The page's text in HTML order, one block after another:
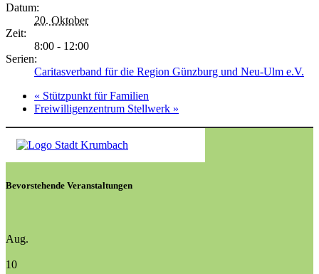
Datum:
20. Oktober
Zeit:
8:00 - 12:00
Serien:
Caritasverband für die Region Günzburg und Neu-Ulm e.V.
« Stützpunkt für Familien
Freiwilligenzentrum Stellwerk »
Bevorstehende Veranstaltungen
Aug.
10